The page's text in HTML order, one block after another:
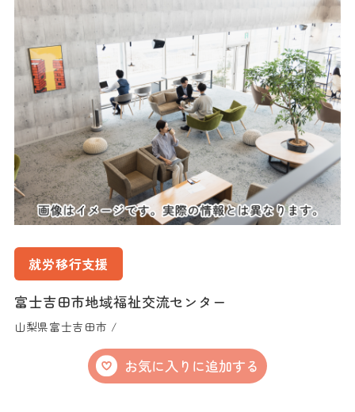
就労移行支援
富士吉田市地域福祉交流センター
山梨県富士吉田市 /
お気に入りに追加する